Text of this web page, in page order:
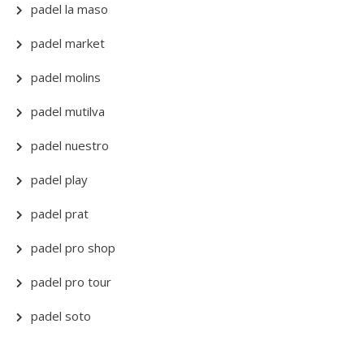
padel la maso
padel market
padel molins
padel mutilva
padel nuestro
padel play
padel prat
padel pro shop
padel pro tour
padel soto